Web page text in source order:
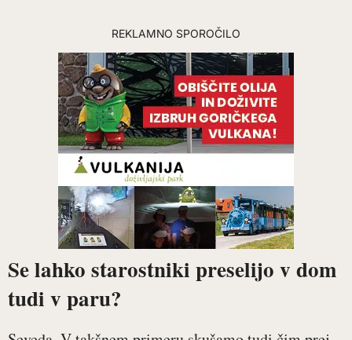
REKLAMNO SPOROČILO
Se lahko starostniki preselijo v dom
tudi v paru?